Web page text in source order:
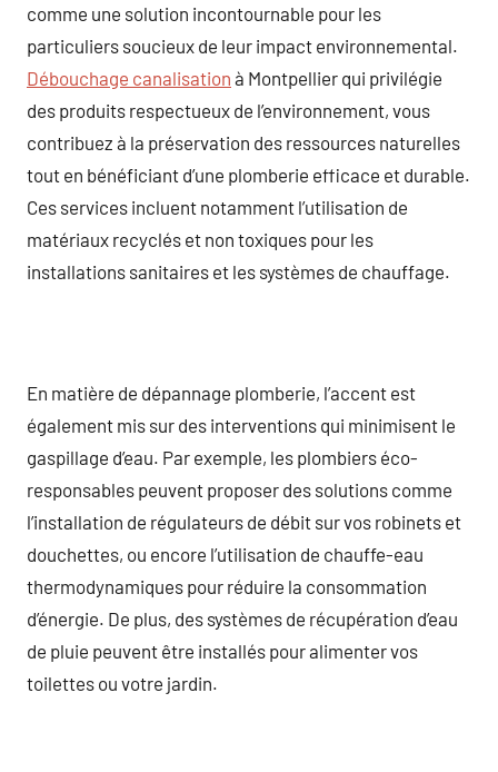
comme une solution incontournable pour les
particuliers soucieux de leur impact environnemental.
Débouchage canalisation à Montpellier qui privilégie
des produits respectueux de l’environnement, vous
contribuez à la préservation des ressources naturelles
tout en bénéficiant d’une plomberie efficace et durable.
Ces services incluent notamment l’utilisation de
matériaux recyclés et non toxiques pour les
installations sanitaires et les systèmes de chauffage.
En matière de dépannage plomberie, l’accent est
également mis sur des interventions qui minimisent le
gaspillage d’eau. Par exemple, les plombiers éco-
responsables peuvent proposer des solutions comme
l’installation de régulateurs de débit sur vos robinets et
douchettes, ou encore l’utilisation de chauffe-eau
thermodynamiques pour réduire la consommation
d’énergie. De plus, des systèmes de récupération d’eau
de pluie peuvent être installés pour alimenter vos
toilettes ou votre jardin.